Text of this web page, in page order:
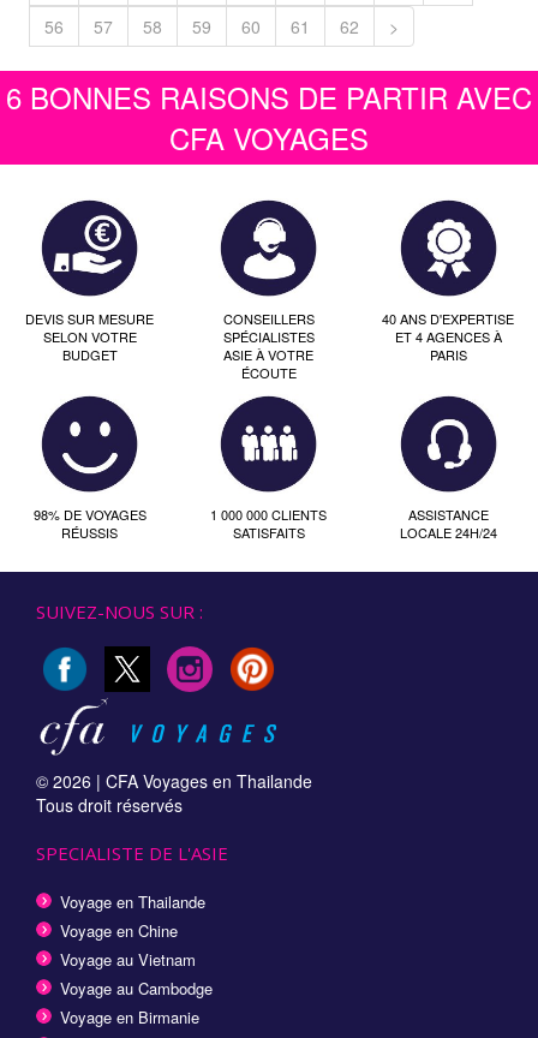
56
57 58 59 60 61 62 >
6 BONNES RAISONS DE PARTIR AVEC
CFA VOYAGES
DEVIS SUR MESURE
SELON VOTRE
BUDGET
CONSEILLERS
SPÉCIALISTES
ASIE À VOTRE
ÉCOUTE
40 ANS D'EXPERTISE
ET 4 AGENCES À
PARIS
98% DE VOYAGES
RÉUSSIS
1 000 000 CLIENTS
SATISFAITS
ASSISTANCE
LOCALE 24H/24
SUIVEZ-NOUS SUR :
© 2026 | CFA Voyages en Thailande
Tous droit réservés
SPECIALISTE DE L'ASIE
Voyage en Thailande
Voyage en Chine
Voyage au Vietnam
Voyage au Cambodge
Voyage en Birmanie